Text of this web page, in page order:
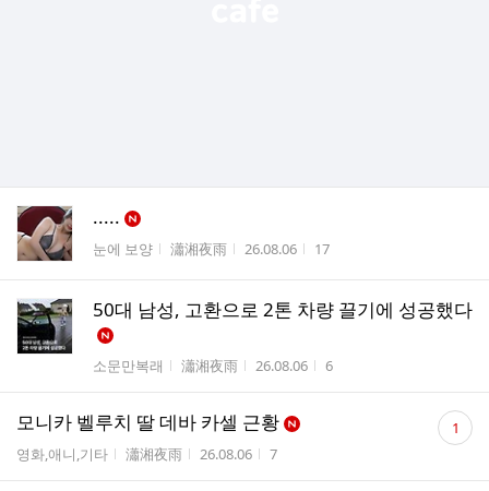
.....
게시판명
눈에 보양 작성자
瀟湘夜雨 작성시간
26.08.06 조회수
17
50대 남성, 고환으로 2톤 차량 끌기에 성공했다
게시판명
소문만복래 작성자
瀟湘夜雨 작성시간
26.08.06 조회수
6
모니카 벨루치 딸 데바 카셀 근황
게시판명
영화,애니,기타 작성자
瀟湘夜雨 작성시간
26.08.06 조회수
7
댓
글 1